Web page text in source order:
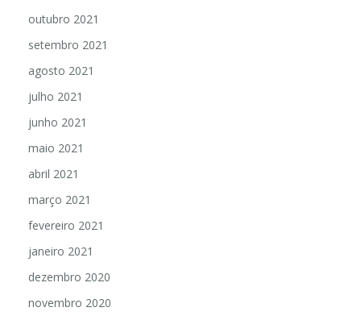
outubro 2021
setembro 2021
agosto 2021
julho 2021
junho 2021
maio 2021
abril 2021
março 2021
fevereiro 2021
janeiro 2021
dezembro 2020
novembro 2020